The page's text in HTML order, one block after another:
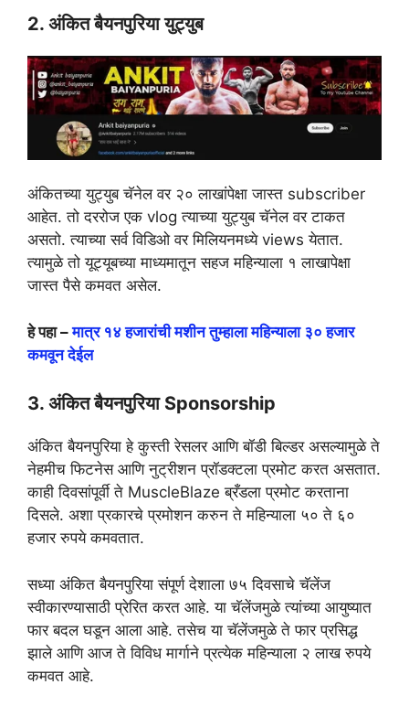
2. अंकित बैयनपुरिया युट्युब
अंकितच्या युट्युब चॅनेल वर २० लाखांपेक्षा जास्त subscriber
आहेत. तो दररोज एक vlog त्याच्या युट्युब चॅनेल वर टाकत
असतो. त्याच्या सर्व विडिओ वर मिलियनमध्ये views येतात.
त्यामुळे तो यूट्यूबच्या माध्यमातून सहज महिन्याला १ लाखापेक्षा
जास्त पैसे कमवत असेल.
हे पहा –मात्र १४ हजारांची मशीन तुम्हाला महिन्याला ३० हजार
कमवून देईल
3. अंकित बैयनपुरिया Sponsorship
अंकित बैयनपुरिया हे कुस्ती रेसलर आणि बॉडी बिल्डर असल्यामुळे ते
नेहमीच फिटनेस आणि नुट्रीशन प्रॉडक्टला प्रमोट करत असतात.
काही दिवसांपूर्वी ते MuscleBlaze ब्रँडला प्रमोट करताना
दिसले. अशा प्रकारचे प्रमोशन करुन ते महिन्याला ५० ते ६०
हजार रुपये कमवतात.
सध्या अंकित बैयनपुरिया संपूर्ण देशाला ७५ दिवसाचे चॅलेंज
स्वीकारण्यासाठी प्रेरित करत आहे. या चॅलेंजमुळे त्यांच्या आयुष्यात
फार बदल घडून आला आहे. तसेच या चॅलेंजमुळे ते फार प्रसिद्ध
झाले आणि आज ते विविध मार्गाने प्रत्येक महिन्याला २ लाख रुपये
कमवत आहे.